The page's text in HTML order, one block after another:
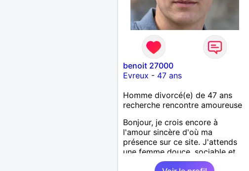
benoit 27000
Evreux - 47 ans
Homme divorcé(e) de 47 ans
recherche rencontre amoureuse
Bonjour, je crois encore à
l'amour sincère d'où ma
présence sur ce site. J'attends
une femme douce, sociable et
ouverte d'esprit qui apprécie les